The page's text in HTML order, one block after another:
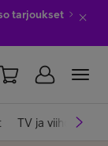
tarjoukset
TV ja viihde